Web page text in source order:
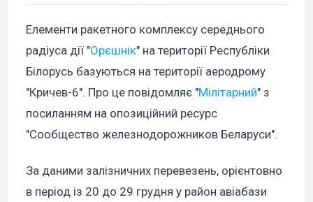
Елементи ракетного комплексу середнього
радіуса дії "Орєшнік" на території Республіки
Білорусь базуються на території аеродрому
"Кричев-6". Про це повідомляє "Мілітарний" з
посиланням на опозиційний ресурс
"Сообщество железнодорожников Беларуси".
За даними залізничних перевезень, орієнтовно
в період із 20 до 29 грудня у район авіабази